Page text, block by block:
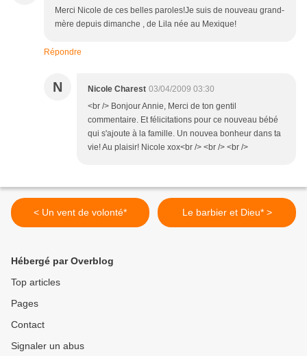
Merci Nicole de ces belles paroles!Je suis de nouveau grand-
mère depuis dimanche , de Lila née au Mexique!
Répondre
N Nicole Charest 03/04/2009 03:30
<br /> Bonjour Annie, Merci de ton gentil
commentaire. Et félicitations pour ce nouveau bébé
qui s'ajoute à la famille. Un nouvea bonheur dans ta
vie! Au plaisir! Nicole xox<br /> <br /> <br />
< Un vent de volonté* Le barbier et Dieu* >
Hébergé par Overblog
Top articles
Pages
Contact
Signaler un abus